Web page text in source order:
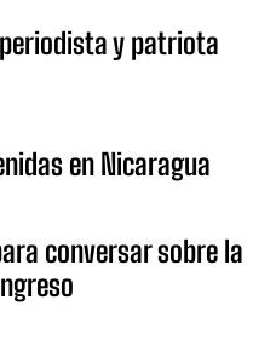
y patriota
en Nicaragua
conversar sobre la